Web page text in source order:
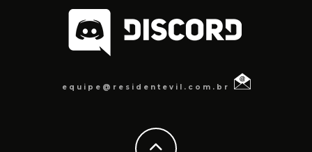
equipe@residentevil.com.br